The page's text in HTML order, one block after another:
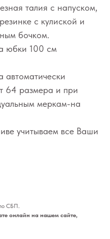
талия с напуском,
с кулиской и
бочком.
юбки 100 см
автоматически
64 размера и при
меркам-на
учитываем все Ваши
СБП.
онлайн на нашем сайте,